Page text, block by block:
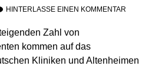
HINTERLASSE EINEN KOMMENTAR
Zahl von
kommen auf das
Kliniken und Altenheimen